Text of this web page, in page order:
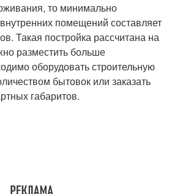
то минимально
помещений составляет
Такая постройка рассчитана на
разместить больше
оборудовать строительную
бытовок или заказать
габаритов.